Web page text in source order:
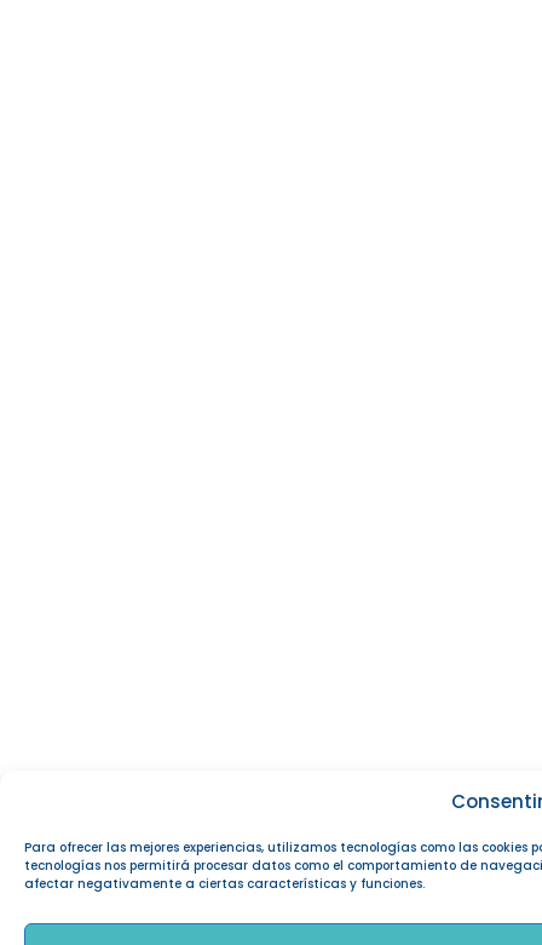
Para ofrecer las mejores experiencias, utilizamos tecnologías como las
tecnologías nos permitirá procesar datos como el comportamiento de
afectar negativamente a ciertas características y funciones.